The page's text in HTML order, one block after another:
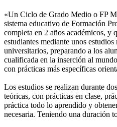
«Un Ciclo de Grado Medio o FP
sistema educativo de Formación
completa en 2 años académicos, y
estudiantes mediante unos
universitarios, preparando a los
cualificada en la inserción al
con prácticas más específicas
Los estudios se realizan durante
teóricas, con prácticas en clase,
práctica todo lo aprendido y
necesaria. Teniendo una duración